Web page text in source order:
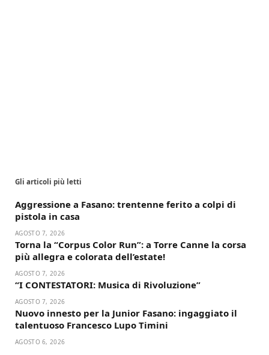
Gli articoli più letti
Aggressione a Fasano: trentenne ferito a colpi di
pistola in casa
AGOSTO 7, 2026
Torna la “Corpus Color Run”: a Torre Canne la corsa
più allegra e colorata dell’estate!
AGOSTO 7, 2026
“I CONTESTATORI: Musica di Rivoluzione”
AGOSTO 7, 2026
Nuovo innesto per la Junior Fasano: ingaggiato il
talentuoso Francesco Lupo Timini
AGOSTO 6, 2026